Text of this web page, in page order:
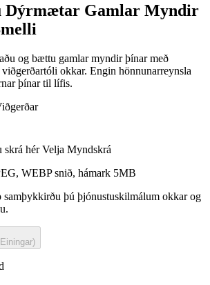
Dýrmætar Gamlar Myndir
og bættu gamlar myndir þínar með
okkar. Engin hönnunarreynsla
þínar til lífis.
skrá hér Velja Myndskrá
WEBP snið, hámark 5MB
samþykkirðu þú þjónustuskilmálum okkar og